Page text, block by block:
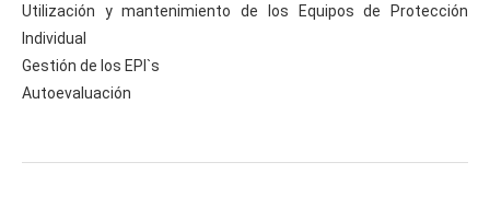
Utilización y mantenimiento de los Equipos de Protección
Individual
Gestión de los EPI`s
Autoevaluación